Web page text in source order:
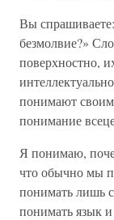
Вы
безмолвие?»
поверхностно,
понимают своим
понимание
Я понимаю,
что обычно мы
понимать лишь
понимать язык